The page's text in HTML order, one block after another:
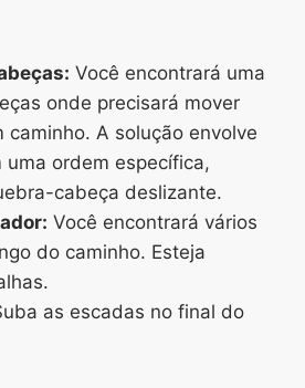
Você encontrará uma
onde precisará mover
caminho. A solução envolve
uma ordem específica,
cabeça deslizante.
Você encontrará vários
do caminho. Esteja
as escadas no final do